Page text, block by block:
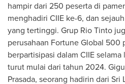
hampir dari 250 peserta di
menghadiri CIIE ke-6, dan
yang tertinggi. Grup Rio Tinto
perusahaan Fortune Global 500
berpartisipasi dalam CIIE
turut mulai dari tahun 2024.
Prasada, seorang hadirin dari Sri